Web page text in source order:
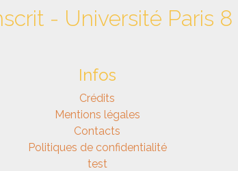
- Université Paris 8
Infos
Crédits
Mentions légales
Contacts
Politiques de confidentialité
test